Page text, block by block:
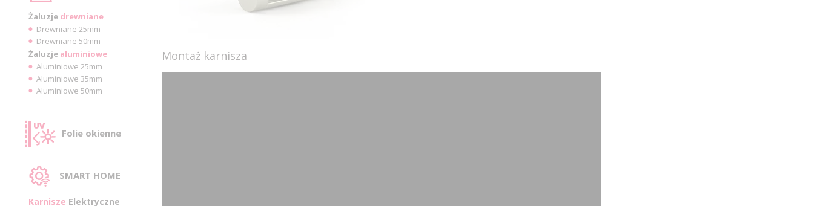
Żaluzje drewniane
Drewniane 25mm
Drewniane 50mm
Żaluzje aluminiowe
Aluminiowe 25mm
Aluminiowe 35mm
Aluminiowe 50mm
Folie okienne
SMART HOME
Karnisze Elektryczne
Montaż karnisza